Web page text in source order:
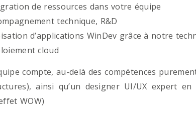
de ressources dans votre équipe
technique, R&D
d’applications WinDev grâce à notre
cloud
compte, au-delà des compétences
ainsi qu’un designer UI/UX expert
WOW)